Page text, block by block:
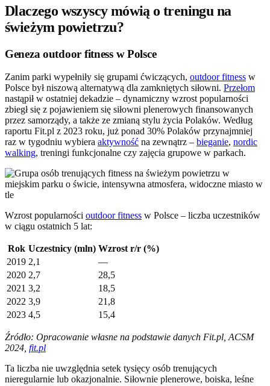
Dlaczego wszyscy mówią o treningu na
świeżym powietrzu?
Geneza outdoor fitness w Polsce
Zanim parki wypełniły się grupami ćwiczących, outdoor fitness w
Polsce był niszową alternatywą dla zamkniętych siłowni. Przełom
nastąpił w ostatniej dekadzie – dynamiczny wzrost popularności
zbiegł się z pojawieniem się siłowni plenerowych finansowanych
przez samorządy, a także ze zmianą stylu życia Polaków. Według
raportu Fit.pl z 2023 roku, już ponad 30% Polaków przynajmniej
raz w tygodniu wybiera aktywność na zewnątrz – bieganie, nordic
walking, treningi funkcjonalne czy zajęcia grupowe w parkach.
Wzrost popularności outdoor fitness w Polsce – liczba uczestników
w ciągu ostatnich 5 lat:
Rok Uczestnicy (mln) Wzrost r/r (%)
2019 2,1
—
2020 2,7
28,5
2021 3,2
18,5
2022 3,9
21,8
2023 4,5 15,4
Źródło: Opracowanie własne na podstawie danych Fit.pl, ACSM
2024, fit.pl
Ta liczba nie uwzględnia setek tysięcy osób trenujących
nieregularnie lub okazjonalnie. Siłownie plenerowe, boiska, leśne